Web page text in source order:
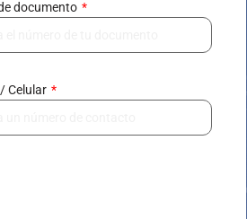
documento
Celular